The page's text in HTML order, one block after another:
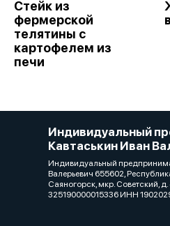
Стейк из
фермерской
телятины с
картофелем из
печи
Индивидуальный
Кавтаськин Иван
Индивидуальный
Валерьевич 655602,
Саяногорск, мкр. Советский,
325190000015336 ИНН